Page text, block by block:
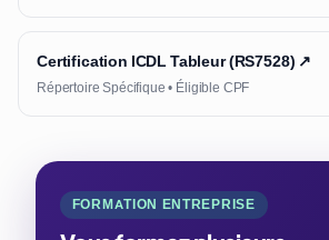
Certification ICDL Tableur (RS7528) ↗
Répertoire Spécifique • Éligible CPF
FORMATION ENTREPRISE